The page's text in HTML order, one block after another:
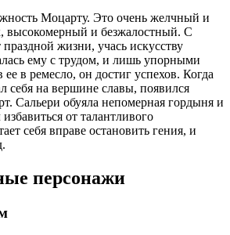
Моцарту. Это очень желчный и
высокомерный и безжалостный. С
праздной жизни, учась искусству
ему с трудом, и лишь упорными
ее в ремесло, он достиг успехов. Когда
себя на вершине славы, появился
Сальери обуяла непомерная гордыня и
от талантливого
себя вправе остановить гения, и
персонажи